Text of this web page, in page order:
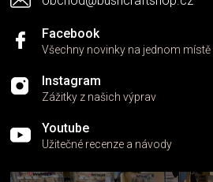
Facebook
Všechny novinky na jednom místě
Instagram
Zážitky z našich výprav
Youtube
Užitečné recenze a návody